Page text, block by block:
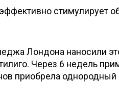
стимулирует
Лондона наносили
Через 6 недель
приобрела однородный